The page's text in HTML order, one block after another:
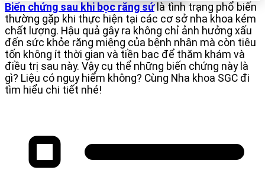
Biến chứng sau khi bọc răng sứlà tình trạng phổ biến
thường gặp khi thực hiện tại các cơ sở nha khoa kém
chất lượng. Hậu quả gây ra không chỉ ảnh hưởng xấu
đến sức khỏe răng miệng của bệnh nhân mà còn tiêu
tốn không ít thời gian và tiền bạc để thăm khám và
điều trị sau này. Vậy cụ thể những biến chứng này là
gì? Liệu có nguy hiểm không? Cùng Nha khoa SGC đi
tìm hiểu chi tiết nhé!